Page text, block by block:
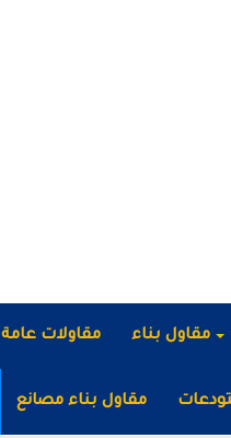
مقاولات عامة مقاول بناء
مقاول بناء مصانع